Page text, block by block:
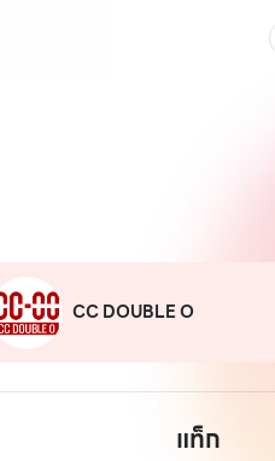
CC DOUBLE O
แท็ก